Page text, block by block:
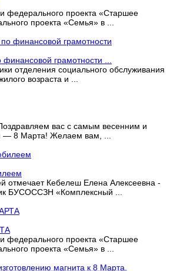
федерального проекта «Старшее
проекта «Семья» в ...
грамотности ...
отделения социального обслуживания
возраста и ...
вас с самым весенним и
— 8 Марта! Желаем вам, ...
отмечает Кебелеш Елена Алексеевна -
БУСОССЗН «Комплексный ...
федерального проекта «Старшее
проекта «Семья» в ...